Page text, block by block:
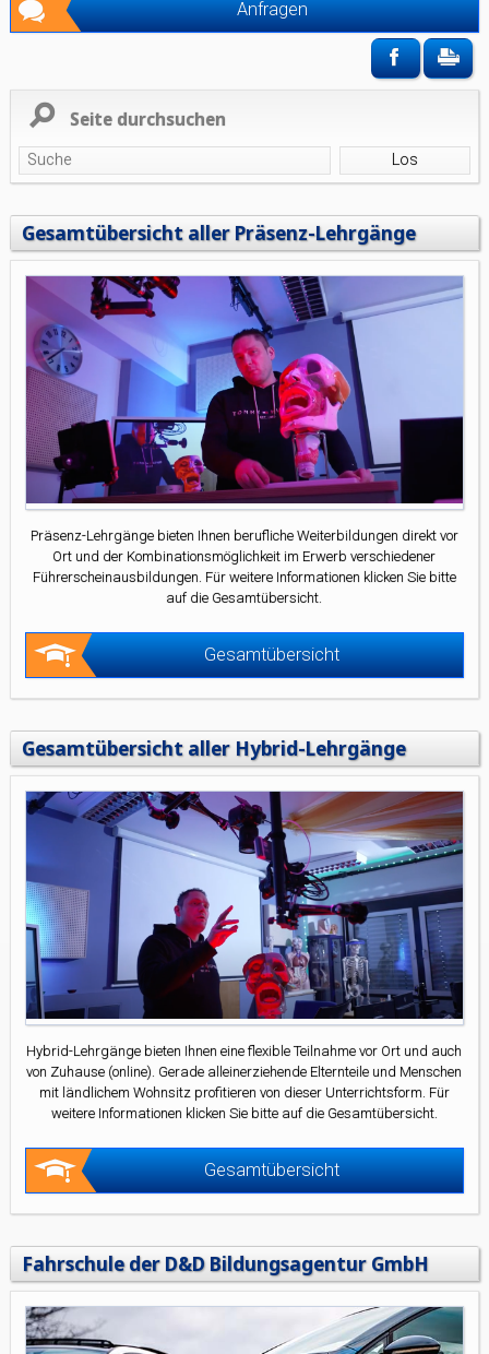
Anfragen
Seite durchsuchen
Gesamtübersicht aller Präsenz-Lehrgänge
Präsenz-Lehrgänge bieten Ihnen berufliche Weiterbildungen direkt vor
Ort und der Kombinationsmöglichkeit im Erwerb verschiedener
Führerscheinausbildungen. Für weitere Informationen klicken Sie bitte
auf die Gesamtübersicht.
Gesamtübersicht
Gesamtübersicht aller Hybrid-Lehrgänge
Hybrid-Lehrgänge bieten Ihnen eine flexible Teilnahme vor Ort und auch
von Zuhause (online). Gerade alleinerziehende Elternteile und Menschen
mit ländlichem Wohnsitz profitieren von dieser Unterrichtsform. Für
weitere Informationen klicken Sie bitte auf die Gesamtübersicht.
Gesamtübersicht
Fahrschule der D&D Bildungsagentur GmbH